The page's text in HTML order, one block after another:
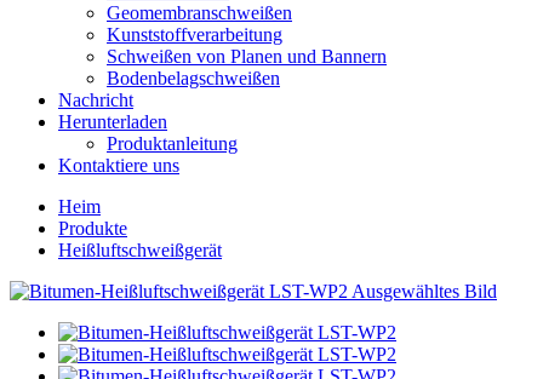
Geomembranschweißen
Kunststoffverarbeitung
Schweißen von Planen und Bannern
Bodenbelagschweißen
Nachricht
Herunterladen
Produktanleitung
Kontaktiere uns
Heim
Produkte
Heißluftschweißgerät